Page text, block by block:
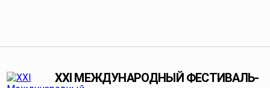
XXI МЕЖДУНАРОДНЫЙ ФЕСТИВАЛЬ-